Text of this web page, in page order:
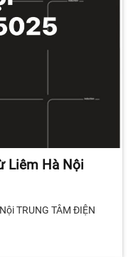
Liêm Hà Nội
TRUNG TÂM ĐIỆN